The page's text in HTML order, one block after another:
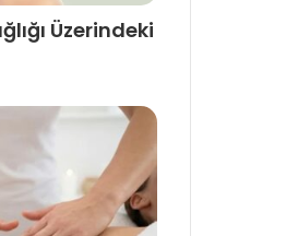
Üzerindeki